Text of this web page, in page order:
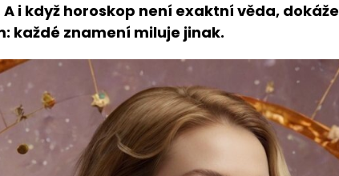
i když horoskop není exaktní věda, dokáže
každé znamení miluje jinak.